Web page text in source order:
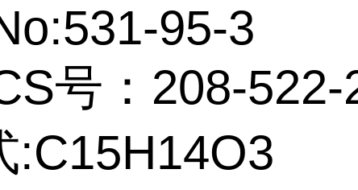
95-3
号：208-522-
:C15H14O3